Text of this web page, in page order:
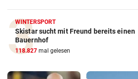
WINTERSPORT
Skistar sucht mit Freund bereits einen
Bauernhof
118.827 mal gelesen